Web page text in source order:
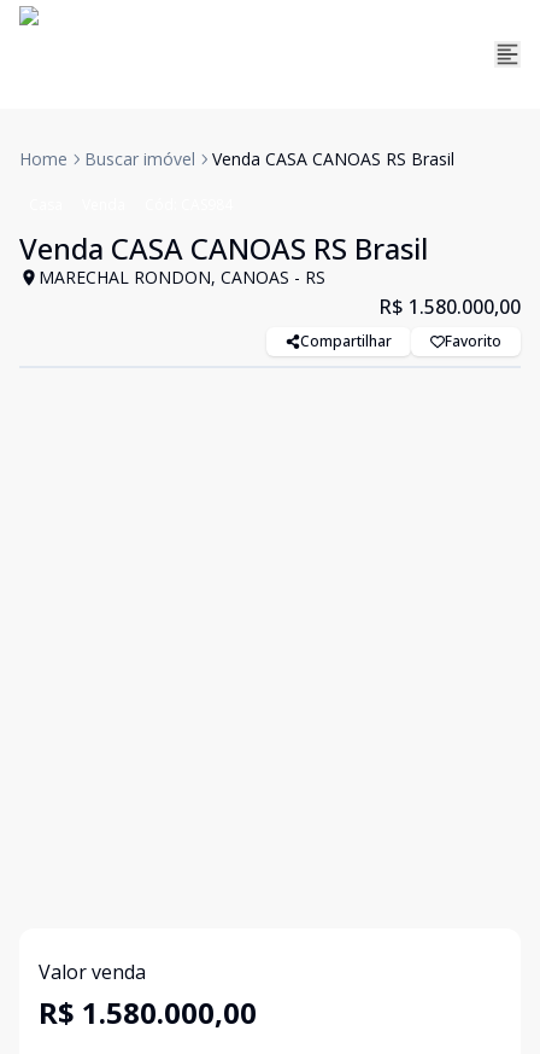
Home Buscar imóvel Venda CASA CANOAS RS Brasil
Venda CASA CANOAS RS Brasil
MARECHAL RONDON, CANOAS - RS
R$ 1.580.000,00
Compartilhar Favorito
Valor venda
R$ 1.580.000,00